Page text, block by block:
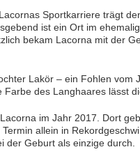
Sportkarriere trägt
ist ein Ort im
bekam Lacorna mit der
Lakör – ein Fohlen vom
Farbe des Langhaares lässt
im Jahr 2017. Dort
allein in
der Geburt als einzige durch.